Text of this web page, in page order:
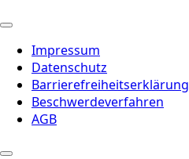
Impressum
Datenschutz
Barrierefreiheitserklärung
Beschwerdeverfahren
AGB